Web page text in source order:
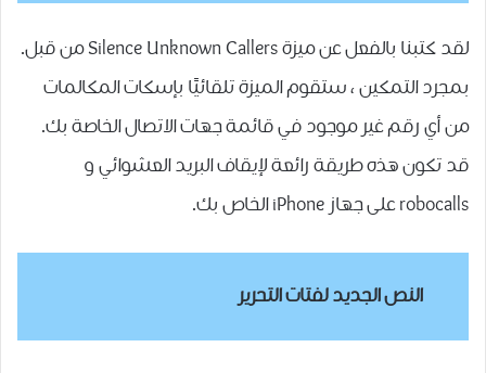
لقد كتبنا بالفعل عن ميزة Silence Unknown Callers من قبل.
بمجرد التمكين ، ستقوم الميزة تلقائيًا بإسكات المكالمات
من أي رقم غير موجود في قائمة جهات الاتصال الخاصة بك.
قد تكون هذه طريقة رائعة لإيقاف البريد العشوائي و
robocalls على جهاز iPhone الخاص بك.
النص الجديد لفتات التحرير